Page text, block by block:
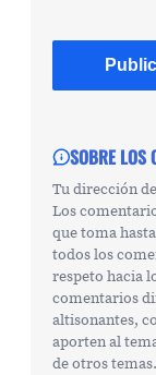
SOBRE LOS
Tu dirección
Los
que toma
todos los
respeto hacia
comentarios
altisonantes,
aporten al
de otros temas.